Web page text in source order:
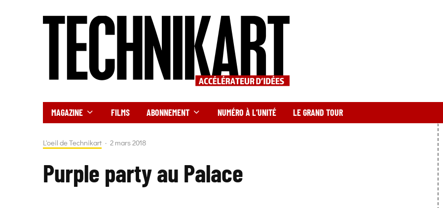
MAGAZINE FILMS ABONNEMENT NUMÉRO À L’UNITÉ LE GRAND TOUR
L'oeil de Technikart · 2 mars 2018
Purple party au Palace